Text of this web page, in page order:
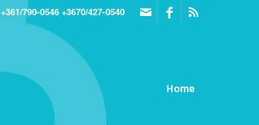
+361/790-0546 +3670/427-0540
Home